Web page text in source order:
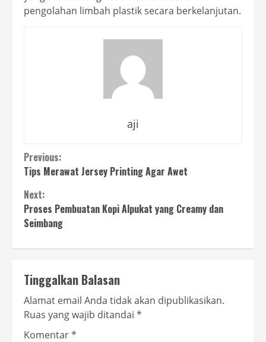
pengolahan limbah plastik secara berkelanjutan.
aji
Continue
Reading
Previous:
Tips Merawat Jersey Printing Agar Awet
Next:
Proses Pembuatan Kopi Alpukat yang Creamy dan
Seimbang
Tinggalkan Balasan
Alamat email Anda tidak akan dipublikasikan.
Ruas yang wajib ditandai *
Komentar*